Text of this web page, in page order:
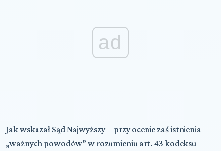
ad
Jak wskazał Sąd Najwyższy – przy ocenie zaś istnienia
„ważnych powodów” w rozumieniu art. 43 kodeksu